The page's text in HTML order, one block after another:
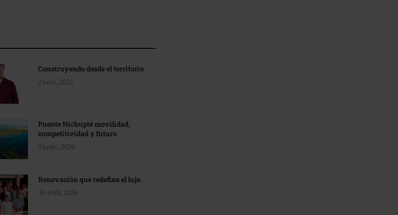
Construyendo desde el territorio
2 julio, 2026
Puente Nichupté movilidad,
competitividad y futuro
3 junio, 2026
Renovación que redefine el lujo
30 abril, 2026